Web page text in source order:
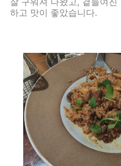
하고 맛이 좋았습니다.